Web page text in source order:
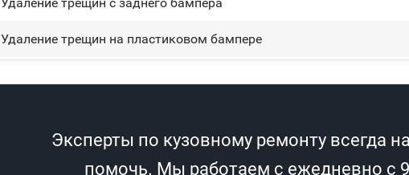
Удаление трещин на пластиковом бампере
Эксперты по кузовному ремонту всегда
помочь. Мы работаем с ежедневно с